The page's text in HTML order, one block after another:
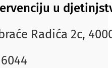
u
Radića 2c,